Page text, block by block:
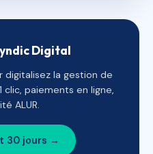
Digital
digitalisez la gestion de
clic, paiements en ligne,
ALUR.
30 jours →